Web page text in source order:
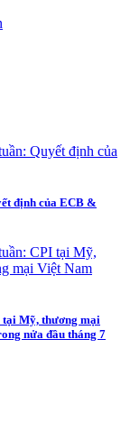
định của ECB &
tại Mỹ, thương mại
nửa đầu tháng 7